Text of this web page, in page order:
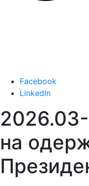
Facebook
LinkedIn
на